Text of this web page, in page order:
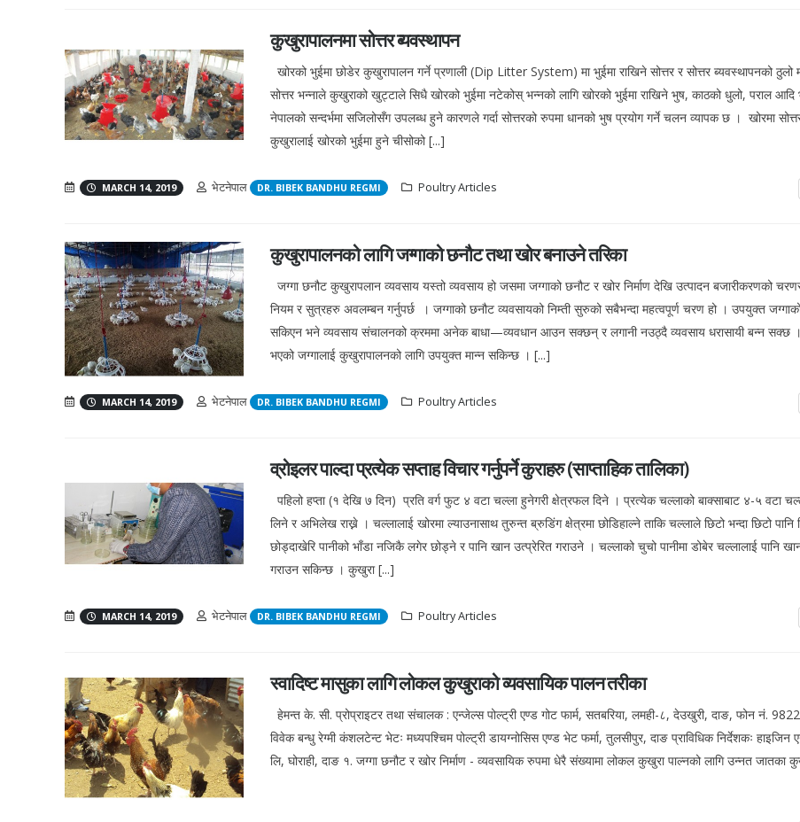
कुखुरापालनमा सोत्तर ब्यवस्थापन
खोरको भुईमा छोडेर कुखुरापालन गर्ने प्रणाली (Dip Litter System) मा भुईमा राखिने सोत्तर र सोत्तर ब्यवस्थापनको ठुलो
सोत्तर भन्नाले कुखुराको खुट्टाले सिधै खोरको भुईमा नटेकोस् भन्नको लागि खोरको भुईमा राखिने भुष, काठको धुलो, पराल आदि
नेपालको सन्दर्भमा सजिलोसँग उपलब्ध हुने कारणले गर्दा सोत्तरको रुपमा धानको भुष प्रयोग गर्ने चलन व्यापक छ । खोरमा
कुखुरालाई खोरको भुईमा हुने चीसोको [...]
MARCH 14, 2019 भेटनेपाल DR. BIBEK BANDHU REGMI Poultry Articles
कुखुरापालनको लागि जग्गाको छनौट तथा खोर बनाउने तरिका
जग्गा छनौट कुखुरापलान व्यवसाय यस्तो व्यवसाय हो जसमा जग्गाको छनौट र खोर निर्माण देखि उत्पादन बजारीकरणको
नियम र सुत्रहरु अवलम्बन गर्नुपर्छ । जग्गाको छनौट व्यवसायको निम्ती सुरुको सबैभन्दा महत्वपूर्ण चरण हो । उपयुक्त
सकिएन भने व्यवसाय संचालनको क्रममा अनेक बाधा—व्यवधान आउन सक्छन् र लगानी नउठ्दै व्यवसाय धरासायी बन्न सक्छ
भएको जग्गालाई कुखुरापालनको लागि उपयुक्त मान्न सकिन्छ । [...]
MARCH 14, 2019 भेटनेपाल DR. BIBEK BANDHU REGMI Poultry Articles
व्रोइलर पाल्दा प्रत्येक सप्ताह विचार गर्नुपर्ने कुराहरु (साप्ताहिक तालिका)
पहिलो हप्ता (१ देखि ७ दिन) प्रति वर्ग फुट ४ वटा चल्ला हुनेगरी क्षेत्रफल दिने । प्रत्येक चल्लाको बाक्साबाट ४-५ वटा
लिने र अभिलेख राख्ने । चल्लालाई खोरमा ल्याउनासाथ तुरुन्त ब्रुडिंग क्षेत्रमा छोडिहाल्ने ताकि चल्लाले छिटो भन्दा छिटो
छोड्दाखेरि पानीको भाँडा नजिकै लगेर छोड्ने र पानि खान उत्प्रेरित गराउने । चल्लाको चुचो पानीमा डोबेर चल्लालाई पानि
गराउन सकिन्छ । कुखुरा [...]
MARCH 14, 2019 भेटनेपाल DR. BIBEK BANDHU REGMI Poultry Articles
स्वादिष्ट मासुका लागि लोकल कुखुराको व्यवसायिक पालन तरीका
हेमन्त के. सी. प्रोप्राइटर तथा संचालक : एन्जेल्स पोल्ट्री एण्ड गोट फार्म, सतबरिया, लमही-८, देउखुरी, दाङ, फोन नं.
विवेक बन्धु रेग्मी कंशलटेन्ट भेटः मध्यपश्चिम पोल्ट्री डायग्नोसिस एण्ड भेट फर्मा, तुलसीपुर, दाङ प्राविधिक निर्देशकः हाइजिन
लि, घोराही, दाङ १. जग्गा छनौट र खोर निर्माण - व्यवसायिक रुपमा धेरै संख्यामा लोकल कुखुरा पाल्नको लागि उन्नत जातका